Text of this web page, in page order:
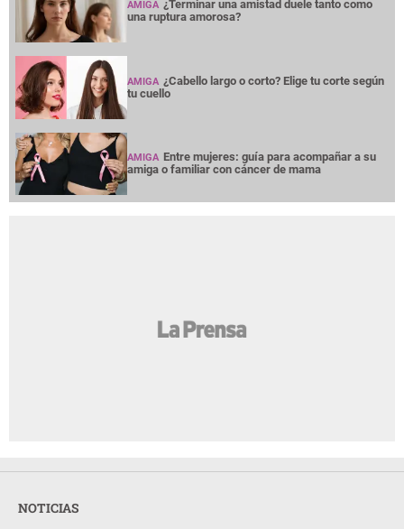
AMIGA ¿Terminar una amistad duele tanto como
una ruptura amorosa?
AMIGA ¿Cabello largo o corto? Elige tu corte según
tu cuello
AMIGA Entre mujeres: guía para acompañar a su
amiga o familiar con cáncer de mama
NOTICIAS